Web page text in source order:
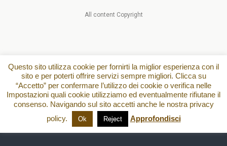
All content Copyright
Questo sito utilizza cookie per fornirti la miglior esperienza con il
sito e per poterti offrire servizi sempre migliori. Clicca su
“Accetto” per confermare l’utilizzo dei cookie o verifica nelle
Impostazioni quali cookie utilizziamo ed eventualmente rifiutane il
consenso. Navigando sul sito accetti anche le nostra privacy
policy.
Ok Reject Approfondisci